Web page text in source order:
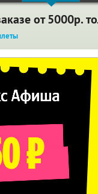
от 5000р.